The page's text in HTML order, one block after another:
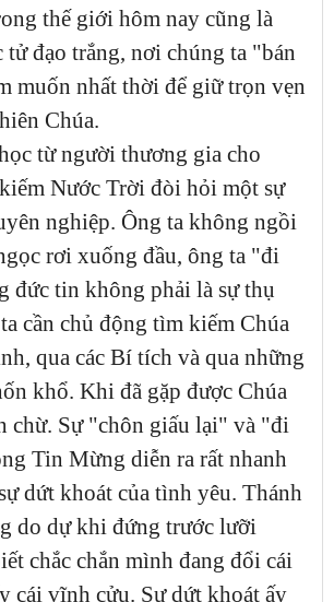
thế giới hôm nay cũng là
đạo trắng, nơi chúng ta "bán
muốn nhất thời để giữ trọn vẹn
Chúa.
từ người thương gia cho
Nước Trời đòi hỏi một sự
nghiệp. Ông ta không ngồi
rơi xuống đầu, ông ta "đi
đức tin không phải là sự thụ
cần chủ động tìm kiếm Chúa
qua các Bí tích và qua những
khổ. Khi đã gặp được Chúa
chừ. Sự "chôn giấu lại" và "đi
Tin Mừng diễn ra rất nhanh
dứt khoát của tình yêu. Thánh
do dự khi đứng trước lưỡi
chắc chắn mình đang đổi cái
cái vĩnh cửu. Sự dứt khoát ấy